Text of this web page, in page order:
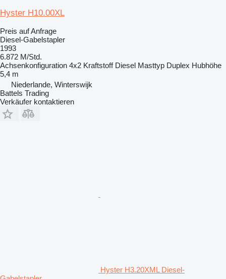
Hyster H10.00XL
Preis auf Anfrage
Diesel-Gabelstapler
1993
6.872 M/Std.
Achsenkonfiguration 4x2 Kraftstoff Diesel Masttyp Duplex Hubhöhe
5,4 m
Niederlande, Winterswijk
Battels Trading
Verkäufer kontaktieren
Hyster H3.20XML Diesel-